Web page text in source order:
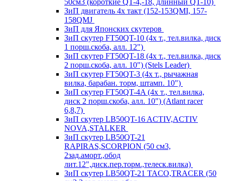
50см3 (короткие QT-4,-18, длинный QT-10)
ЗиП двигатель 4х такт (152-153QMI, 157-
158QMJ
ЗиП для Японских скутеров
ЗиП скутер FT50QT-10 (4х т., тел.вилка, диск
1 порш.скоба, алл. 12")
ЗиП скутер FT50QT-18 (4х т., тел.вилка, диск
2 порш.скоба, алл. 10") (Stels Leader)
ЗиП скутер FT50QT-3 (4х т., рычажная
вилка, барабан. торм, штамп. 10")
ЗиП скутер FT50QT-4A (4х т., тел.вилка,
диск 2 порш.скоба, алл. 10") (Atlant racer
6,8,7)
ЗиП скутер LB50QT-16 ACTIV,ACTIV
NOVA,STALKER
ЗиП скутер LB50QT-21
RAPIRAS,SCORPION (50 см3,
2зад.аморт.,обод
лит.12",диск.пер.торм.,телеск.вилка)
ЗиП скутер LB50QT-21 TACO,TRACER (50